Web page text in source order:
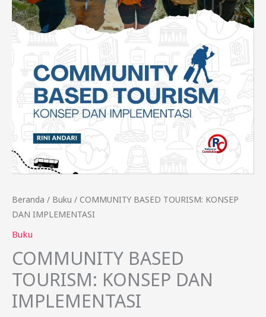
Beranda / Buku / COMMUNITY BASED TOURISM: KONSEP
DAN IMPLEMENTASI
Buku
COMMUNITY BASED
TOURISM: KONSEP DAN
IMPLEMENTASI